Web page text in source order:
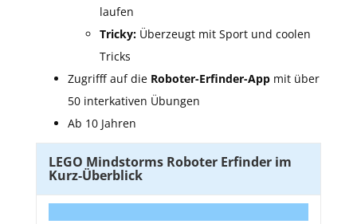
laufen
Tricky: Überzeugt mit Sport und coolen
Tricks
Zugrifff auf die Roboter-Erfinder-App mit über
50 interkativen Übungen
Ab 10 Jahren
LEGO Mindstorms Roboter Erfinder im
Kurz-Überblick